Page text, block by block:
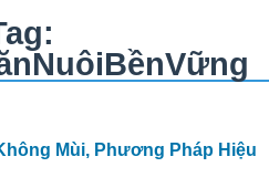
Mùi, Phương Pháp Hiệu